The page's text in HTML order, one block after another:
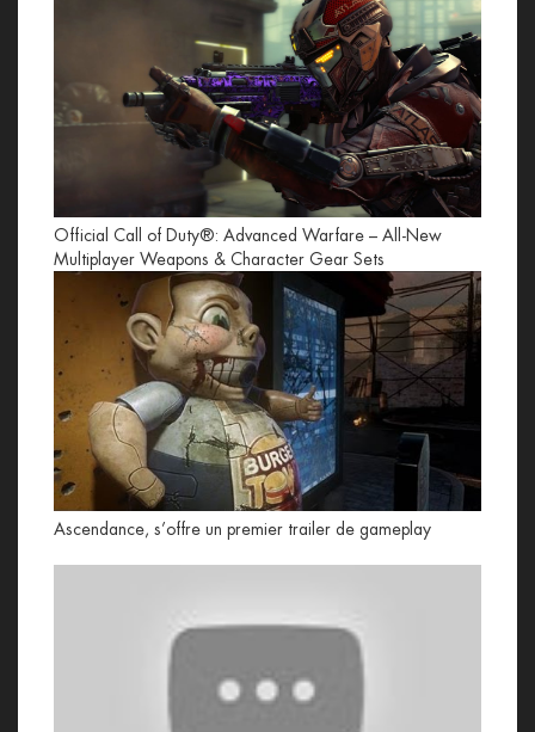
Official Call of Duty®: Advanced Warfare – All-New
Multiplayer Weapons & Character Gear Sets
Ascendance, s’offre un premier trailer de gameplay